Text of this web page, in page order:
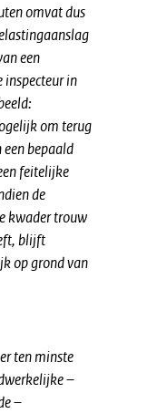
omvat dus
een
in
om terug
bepaald
feitelijke
de
kwader trouw
blijft
op grond van
ten minste
–
–